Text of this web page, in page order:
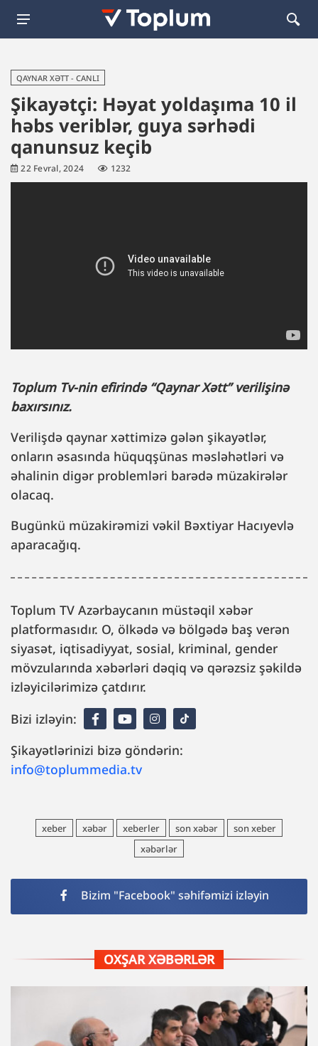
QAYNAR XƏTT - CANLI
Şikayətçi: Həyat yoldaşıma 10 il
həbs veriblər, guya sərhədi
qanunsuz keçib
22 Fevral, 2024 1232
Toplum Tv-nin efirində “Qaynar Xətt” verilişinə
baxırsınız.
Verilişdə qaynar xəttimizə gələn şikayətlər,
onların əsasında hüquqşünas məsləhətləri və
əhalinin digər problemləri barədə müzakirələr
olacaq.
Bugünkü müzakirəmizi vəkil Bəxtiyar Hacıyevlə
aparacağıq.
Toplum TV Azərbaycanın müstəqil xəbər
platformasıdır. O, ölkədə və bölgədə baş verən
siyasət, iqtisadiyyat, sosial, kriminal, gender
mövzularında xəbərləri dəqiq və qərəzsiz şəkildə
izləyicilərimizə çatdırır.
Bizi izləyin:
Şikayətlərinizi bizə göndərin:
info@toplummedia.tv
xeber xəbər xeberler son xəbər
son xeber
xəbərlər
Bizim "Facebook" səhifəmizi izləyin
OXŞAR XƏBƏRLƏR